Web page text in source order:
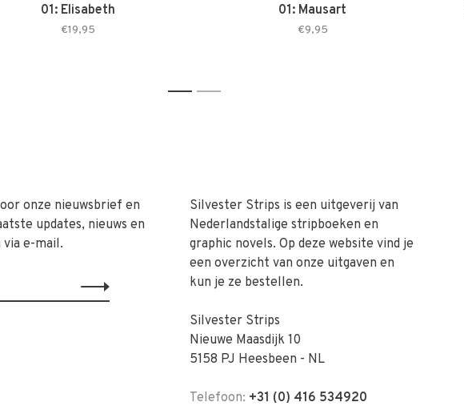
01: Elisabeth
€19,95
01: Mausart
€9,95
1 2
onze nieuwsbrief en
updates, nieuws en
via e-mail.
Silvester Strips is een uitgeverij van
Nederlandstalige stripboeken en
graphic novels. Op deze website vind je
een overzicht van onze uitgaven en
kun je ze bestellen.
Silvester Strips
Nieuwe Maasdijk 10
5158 PJ Heesbeen - NL
Telefoon: +31 (0) 416 534920